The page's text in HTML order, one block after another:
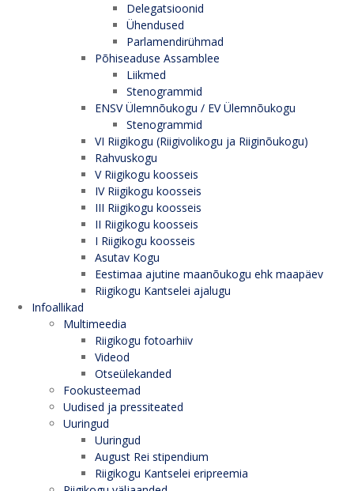
Delegatsioonid
Ühendused
Parlamendirühmad
Põhiseaduse Assamblee
Liikmed
Stenogrammid
ENSV Ülemnõukogu / EV Ülemnõukogu
Stenogrammid
VI Riigikogu (Riigivolikogu ja Riiginõukogu)
Rahvuskogu
V Riigikogu koosseis
IV Riigikogu koosseis
III Riigikogu koosseis
II Riigikogu koosseis
I Riigikogu koosseis
Asutav Kogu
Eestimaa ajutine maanõukogu ehk maapäev
Riigikogu Kantselei ajalugu
Infoallikad
Multimeedia
Riigikogu fotoarhiiv
Videod
Otseülekanded
Fookusteemad
Uudised ja pressiteated
Uuringud
Uuringud
August Rei stipendium
Riigikogu Kantselei eripreemia